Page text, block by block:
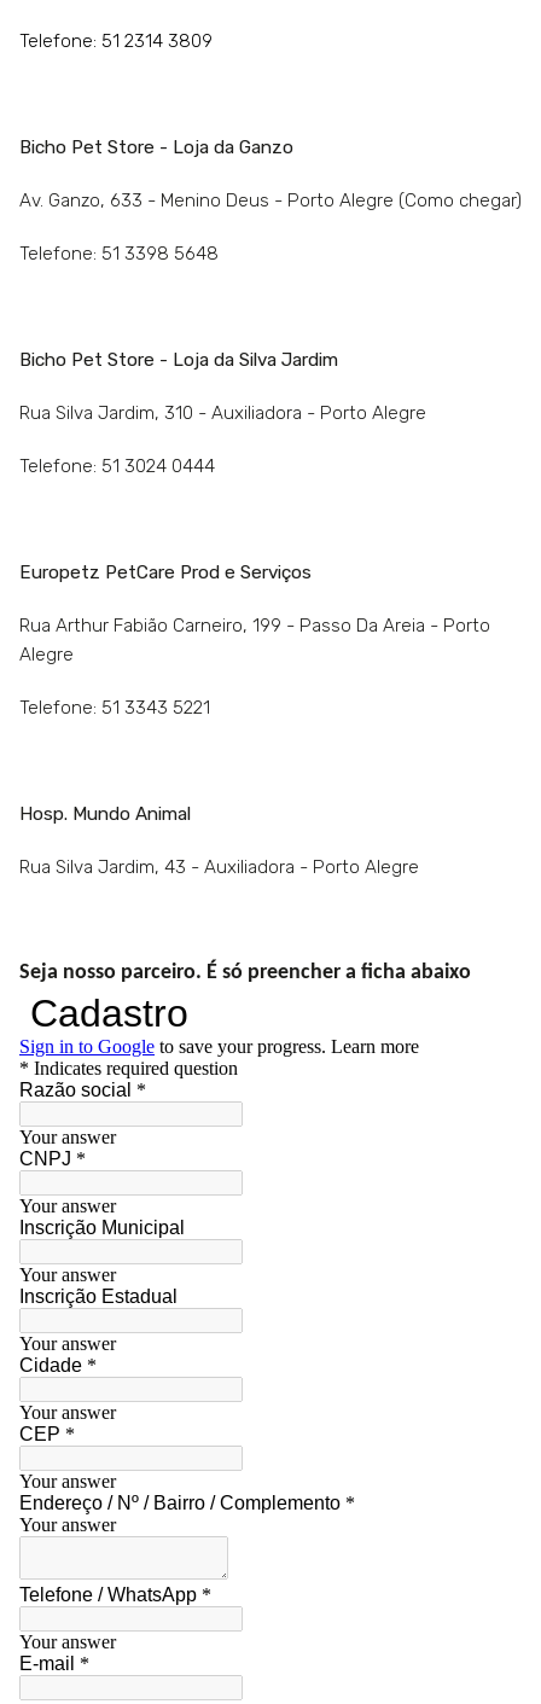
Telefone: 51 2314 3809
Bicho Pet Store - Loja da Ganzo
Av. Ganzo, 633 - Menino Deus - Porto Alegre (Como chegar)
Telefone: 51 3398 5648
Bicho Pet Store - Loja da Silva Jardim
Rua Silva Jardim, 310 - Auxiliadora - Porto Alegre
Telefone: 51 3024 0444
Europetz PetCare Prod e Serviços
Rua Arthur Fabião Carneiro, 199 - Passo Da Areia - Porto
Alegre
Telefone: 51 3343 5221
Hosp. Mundo Animal
Rua Silva Jardim, 43 - Auxiliadora - Porto Alegre
Seja nosso parceiro. É só preencher a ficha abaixo